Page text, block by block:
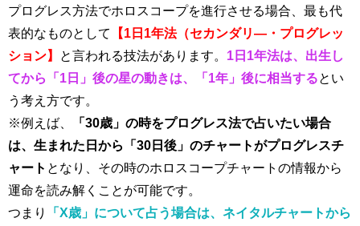
プログレス方法でホロスコープを進行させる場合、最も代
表的なものとして
【1日1年法（セカンダリ―・プログレッ
ション】
と言われる技法があります。 1日1年法は、出生し
てから「1日」後の星の動きは、「1年」後に相当する とい
う考え方です。
※例えば、
「30歳」の時をプログレス法で占いたい場合
は、生まれた日から「30日後」のチャートがプログレスチ
ャート となり、その時のホロスコープチャートの情報から
運命を読み解くことが可能です。
つまり
「X歳」について占う場合は、ネイタルチャートから